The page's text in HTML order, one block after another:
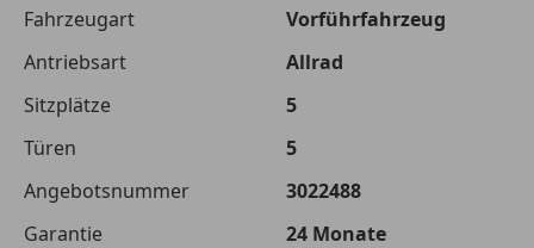
Kreditbetrag
€ 75 000,-
Gesamtbetrag
Einberechnete Gebühren
€ 0,-
Effektivzinsatz
Fahrzeugart
Vorführfahrzeug
Antriebsart
Allrad
Sitzplätze
5
Türen
5
Angebotsnummer
3022488
Garantie
24 Monate